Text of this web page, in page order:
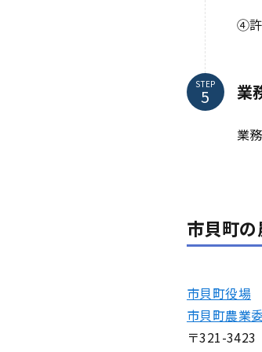
④許
STEP 業
業
市貝町
市貝町役場
市貝町農業
〒321-3423